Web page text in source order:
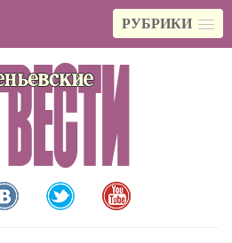
РУБРИКИ